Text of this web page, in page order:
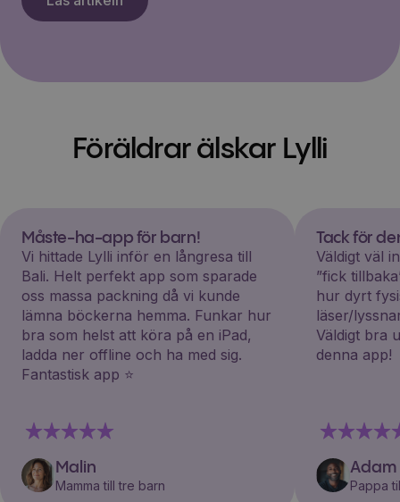
Föräldrar älskar Lylli
Måste-ha-app för barn!
Vi hittade Lylli inför en långresa till
Bali. Helt perfekt app som sparade
oss massa packning då vi kunde
lämna böckerna hemma. Funkar hur
bra som helst att köra på en iPad,
ladda ner offline och ha med sig.
Fantastisk app ⭐️
Malin
Mamma till tre barn
Tack för
Väldigt väl
”fick
hur dyrt
läser/
Väldigt bra
denna app!
Adam
Pappa